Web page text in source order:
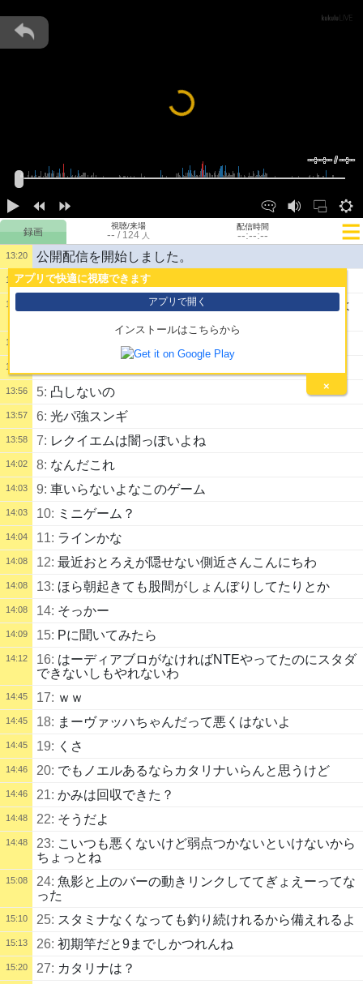
Loading...
--:--:-- / --:--
アプリで快適に視聴できます
アプリで開く
インストールはこちらから
×
視聴/来場
-- / 124 人
配信時間
--:--:--
13:20 公開配信を開始しました。
13:51 1:シティスタミナって何で消費してる？
13:53
なんかのちのち1200万ファンス稼ぐって目標あるよ
13:54 コツコツ店長スペシャルと釣りやるしかないかぁ
13:55
13:56 5: 凸しないの
13:57 6: 光パ強スンギ
13:58 7: レクイエムは闇っぽいよね
14:02 8: なんだこれ
14:03 9: 車いらないよなこのゲーム
14:03 10: ミニゲーム？
14:04 11: ラインかな
14:08 12: 最近おとろえが隠せない側近さんこんにちわ
14:08 13: ほら朝起きても股間がしょんぼりしてたりとか
14:08 14: そっかー
14:09 15: Pに聞いてみたら
14:12 16: はーディアブロがなければNTEやってたのにスタダ
できないしもやれないわ
14:45 17: ｗｗ
14:45 18: まーヴァッハちゃんだって悪くはないよ
14:45 19: くさ
14:46 20: でもノエルあるならカタリナいらんと思うけど
14:46 21: かみは回収できた？
14:48 22: そうだよ
14:48 23: こいつも悪くないけど弱点つかないといけないから
ちょっとね
15:08 24: 魚影と上のバーの動きリンクしててぎょえーってな
った
15:10 25: スタミナなくなっても釣り続けれるから備えれるよ
15:13 26: 初期竿だと9までしかつれんね
15:20 27: カタリナは？